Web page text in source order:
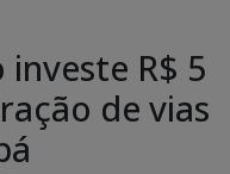
R$ 5
de vias